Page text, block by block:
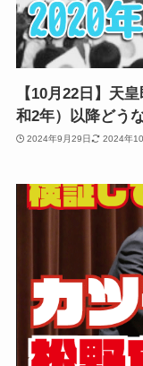
【10月22日】天
和2年）以降どう
2024年9月29日 2024年